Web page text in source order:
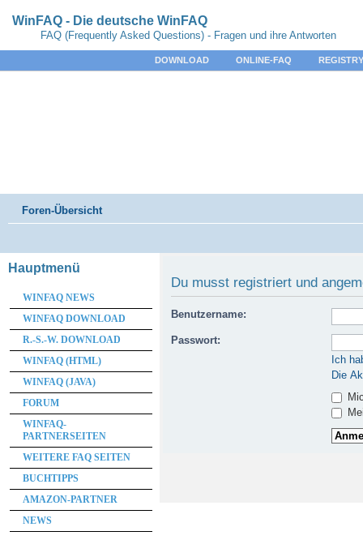
WinFAQ - Die deutsche WinFAQ
FAQ (Frequently Asked Questions) - Fragen und ihre Antworten
DOWNLOAD ONLINE-FAQ
Foren-Übersicht
Du musst registriert und
Benutzername:
Passwort:
Ich
Die
Hauptmenü
WINFAQ NEWS
WINFAQ DOWNLOAD
R.-S.-W. DOWNLOAD
WINFAQ (HTML)
WINFAQ (JAVA)
FORUM
WINFAQ-
PARTNERSEITEN
WEITERE FAQ SEITEN
BUCHTIPPS
AMAZON-PARTNER
NEWS